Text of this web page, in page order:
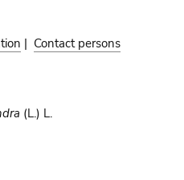
| Contact persons
(L.) L.